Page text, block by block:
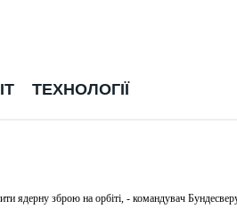
ТЕХНОЛОГІЇ
ядерну зброю на орбіті, - командувач